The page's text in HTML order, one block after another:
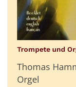
Trompete und
Thomas
Orgel